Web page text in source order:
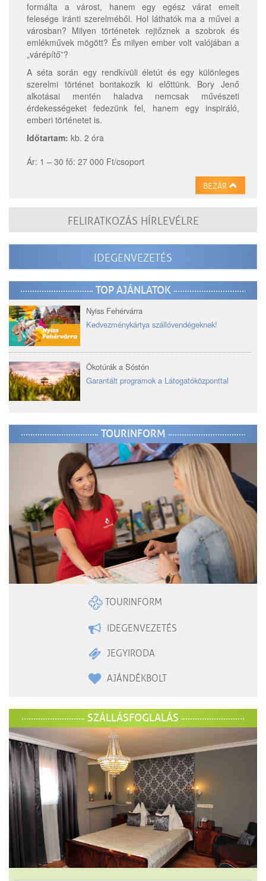
formálta a várost, hanem egy egész várat emelt
felesége iránti szerelméből. Hol láthatók ma a művei a
városban? Milyen történetek rejtőznek a szobrok és
emlékművek mögött? És milyen ember volt valójában a
„várépítő”?
A séta során egy rendkívüli életút és egy különleges
szerelmi történet bontakozik ki előttünk. Bory Jenő
alkotásai mentén haladva nemcsak művészeti
érdekességeket fedezünk fel, hanem egy inspiráló,
emberi történetet is.
Időtartam: kb. 2 óra
Ár: 1 – 30 fő: 27 000 Ft/csoport
BEZÁR
FELIRATKOZÁS HÍRLEVÉLRE
IDEGENVEZETÉS
TOP AJÁNLATOK
Nyiss Fehérvárra
Kedvezménykártya szállóvendégeknek!
Ökotúrák a Sóstón
Garantált programok a Látogatóközponttal
TOURINFORM
TOURINFORM
IDEGENVEZETÉS
JEGYIRODA
AJÁNDÉKBOLT
SZÁLLÁSFOGLALÁS